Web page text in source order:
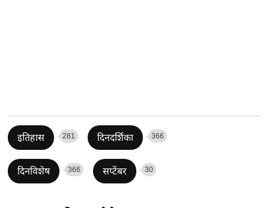
इतिहास 281 दिनदर्शिका 366
दिनविशेष 366 सप्टेंबर 30